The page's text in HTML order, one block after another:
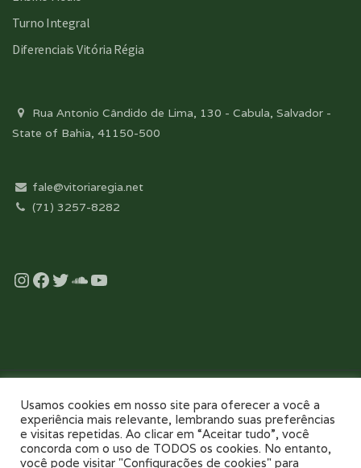
Turno Integral
Diferenciais Vitória Régia
Rua Antonio Cândido de Lima, 130 - Cabula, Salvador -
State of Bahia, 41150-500
fale@vitoriaregia.net
(71) 3257-8282
Instagram
Facebook
Twitter
Soundcloud
YouTube
Desenvolvido com essência pela:
Usamos cookies em nosso site para oferecer a você a
experiência mais relevante, lembrando suas preferências
e visitas repetidas. Ao clicar em “Aceitar tudo”, você
concorda com o uso de TODOS os cookies. No entanto,
você pode visitar "Configurações de cookies" para